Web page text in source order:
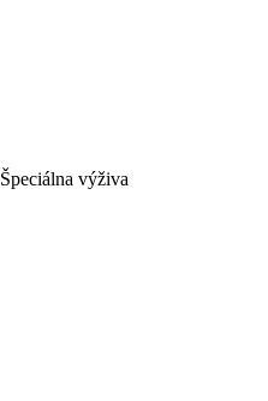
Špeciálna výživa